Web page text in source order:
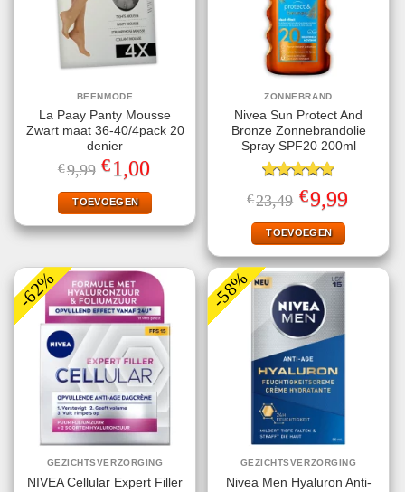
BEENMODE
La Paay Panty Mousse
Zwart maat 36-40/4pack 20
denier
€9,99 Oorspronkelijke
prijs
was:
€9,99.
€1,00
is:
€1,00.
TOEVOEGEN
ZONNEBRAND
Nivea Sun Protect And
Bronze Zonnebrandolie
Spray SPF20 200ml
Gewaardeerd
4.78uit 5
€23,49 Oorspronkelijke
prijs
was:
€23,49.
€9,99Huidige
prijs
TOEVOEGEN
-62%
GEZICHTSVERZORGING
NIVEA Cellular Expert Filler
-58%
GEZICHTSVERZORGING
Nivea Men Hyaluron Anti-